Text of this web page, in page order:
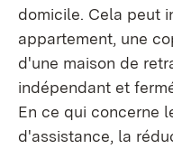
domicile. Cela peut
appartement, une
d'une maison de
indépendant et
En ce qui concerne
d'assistance, la